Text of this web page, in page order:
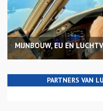
MIJNBOUW, EU EN
PARTNERS VAN